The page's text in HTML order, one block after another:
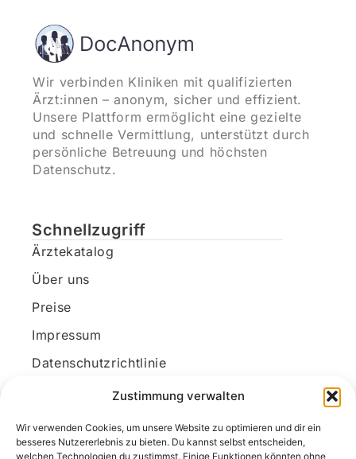
Zustimmung verwalten
Wir verwenden Cookies, um unsere Website zu optimieren und dir ein
besseres Nutzererlebnis zu bieten. Du kannst selbst entscheiden,
welchen Technologien du zustimmst. Einige Funktionen könnten ohne
Wir verbinden Kliniken mit qualifizierten
Ärzt:innen – anonym, sicher und effizient.
Unsere Plattform ermöglicht eine gezielte
und schnelle Vermittlung, unterstützt durch
persönliche Betreuung und höchsten
Datenschutz.
Schnellzugriff
Ärztekatalog
Über uns
Preise
Impressum
Datenschutzrichtlinie
Kundenkonto
Unsere Kontaktdaten